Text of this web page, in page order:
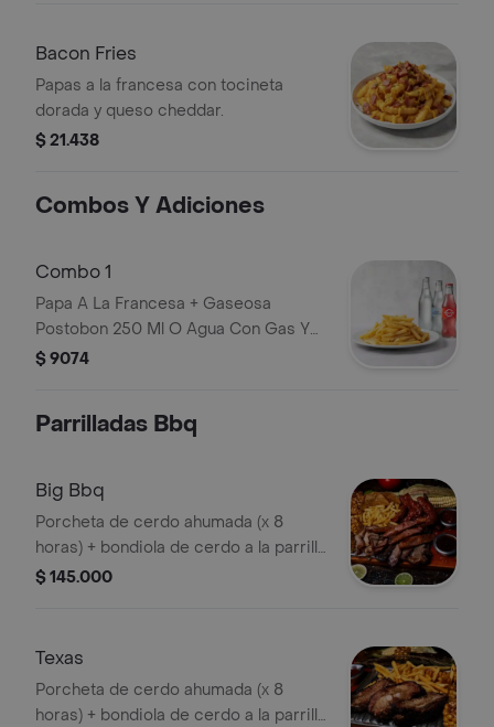
Bacon Fries
Papas a la francesa con tocineta
dorada y queso cheddar.
$ 21.438
Combos Y Adiciones
Combo 1
Papa A La Francesa + Gaseosa
Postobon 250 Ml O Agua Con Gas Y
Sin Gas.
$ 9074
Parrilladas Bbq
Big Bbq
Porcheta de cerdo ahumada (x 8
horas) + bondiola de cerdo a la parrilla
+ 8 unidades de alas en salsa bbq + 2
a la francesa + platano maduro + 4
la casa
$ 145.000
Texas
Porcheta de cerdo ahumada (x 8
horas) + bondiola de cerdo a la parrilla